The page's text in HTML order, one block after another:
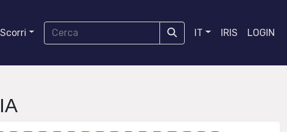
Scorri IT IRIS LOGIN